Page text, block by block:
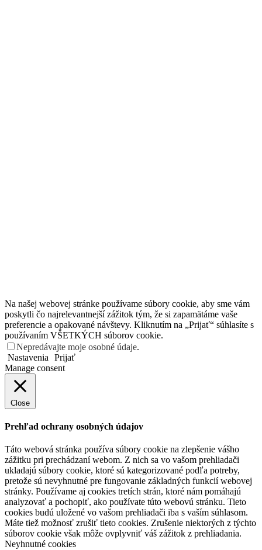
Na našej webovej stránke používame súbory cookie, aby sme vám
poskytli čo najrelevantnejší zážitok tým, že si zapamätáme vaše
preferencie a opakované návštevy. Kliknutím na „Prijať“ súhlasíte s
používaním VŠETKÝCH súborov cookie.
Nepredávajte moje osobné údaje.
Nastavenia
Prijať
Manage consent
Close
Prehľad ochrany osobných údajov
Táto webová stránka používa súbory cookie na zlepšenie vášho
zážitku pri prechádzaní webom. Z nich sa vo vašom prehliadači
ukladajú súbory cookie, ktoré sú kategorizované podľa potreby,
pretože sú nevyhnutné pre fungovanie základných funkcií webovej
stránky. Používame aj cookies tretích strán, ktoré nám pomáhajú
analyzovať a pochopiť, ako používate túto webovú stránku. Tieto
cookies budú uložené vo vašom prehliadači iba s vaším súhlasom.
Máte tiež možnosť zrušiť tieto cookies. Zrušenie niektorých z týchto
súborov cookie však môže ovplyvniť váš zážitok z prehliadania.
Neyhnutné cookies